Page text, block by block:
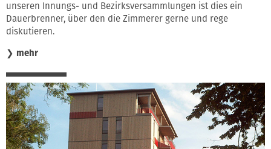
unseren Innungs- und Bezirksversammlungen ist dies ein
Dauerbrenner, über den die Zimmerer gerne und rege
diskutieren.
❯ mehr